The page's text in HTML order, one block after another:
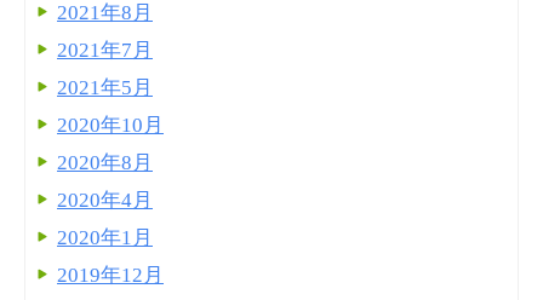
2021年8月
2021年7月
2021年5月
2020年10月
2020年8月
2020年4月
2020年1月
2019年12月